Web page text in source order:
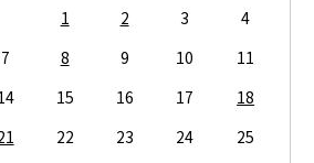
1 2 3
4
7 8 9 10
11
15 16 17
18
22 23 24
25